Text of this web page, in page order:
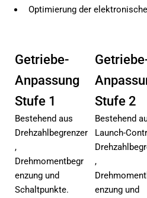
Optimierung der
Getriebe-
Anpassung
Stufe 1
Bestehend aus
Drehzahlbegrenzer
,
Drehmomentbegr
enzung und
Schaltpunkte.
Stufe 2
Bestehend
Launch-
,
enzung und